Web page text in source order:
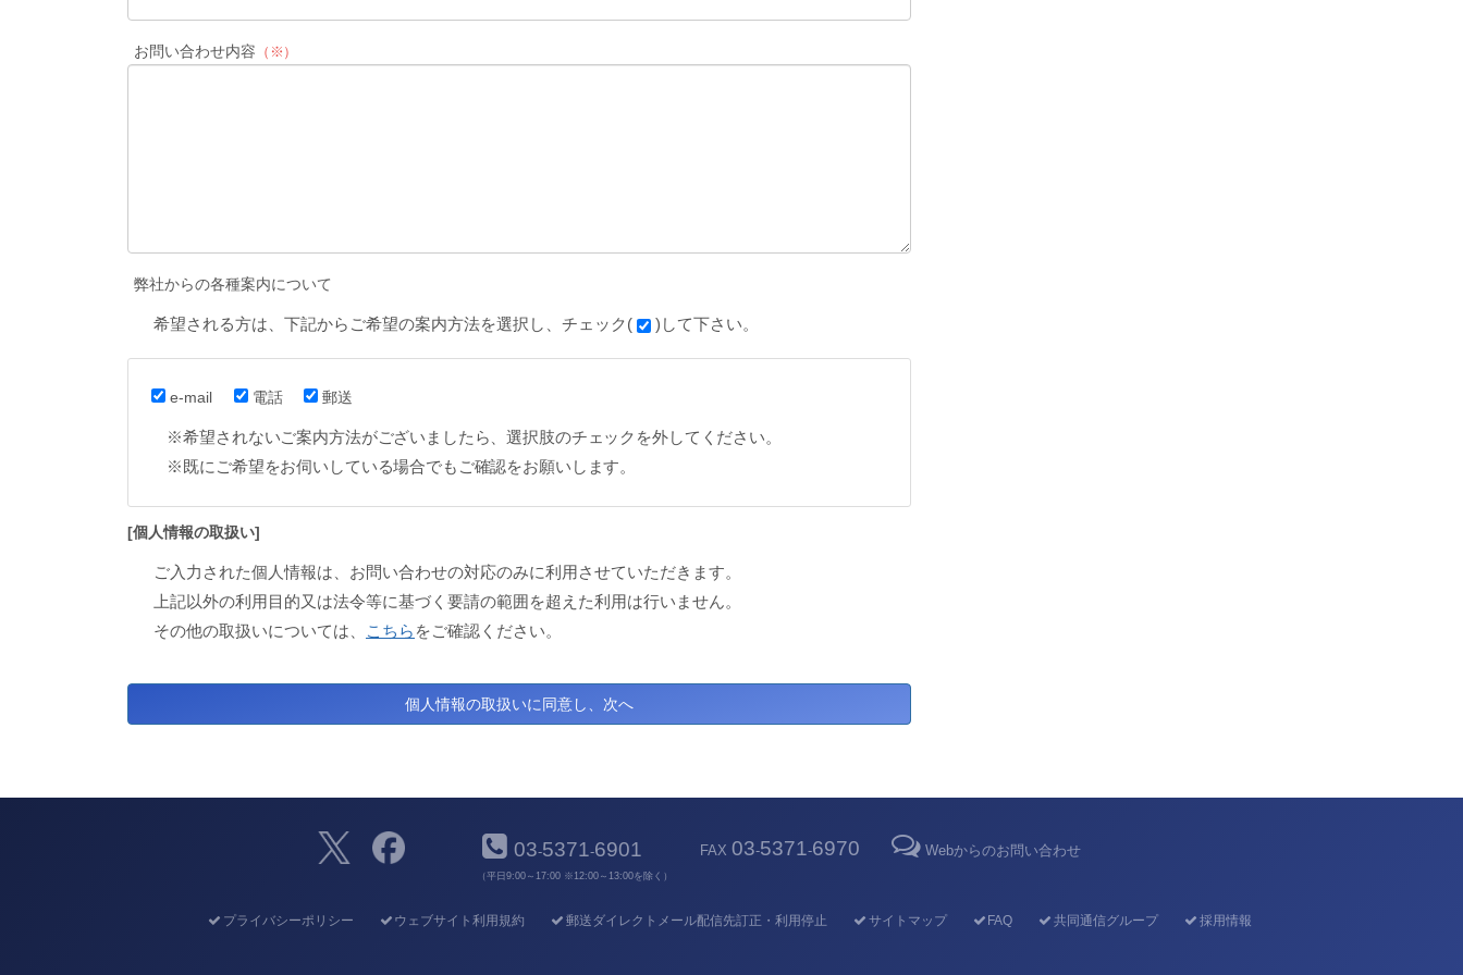
お問い合わせ内容 （※）
弊社からの各種案内について
希望される方は、下記からご希望の案内方法を選択し、チェック( )して下さい。
e-mail 電話 郵送
※希望されないご案内方法がございましたら、選択肢のチェックを外してください。
※既にご希望をお伺いしている場合でもご確認をお願いします。
[個人情報の取扱い]
ご入力された個人情報は、お問い合わせの対応のみに利用させていただきます。
上記以外の利用目的又は法令等に基づく要請の範囲を超えた利用は行いません。
その他の取扱いについては、
こちら をご確認ください。
03-5371-6901
（平日9:00～17:00 ※12:00～13:00を除く）
FAX 03-5371-6970 Webからのお問い合わせ
プライバシーポリシー ウェブサイト利用規約 郵送ダイレクトメール配信先訂正・利用停止 サイトマップ FAQ 共同通信グループ 採用情報